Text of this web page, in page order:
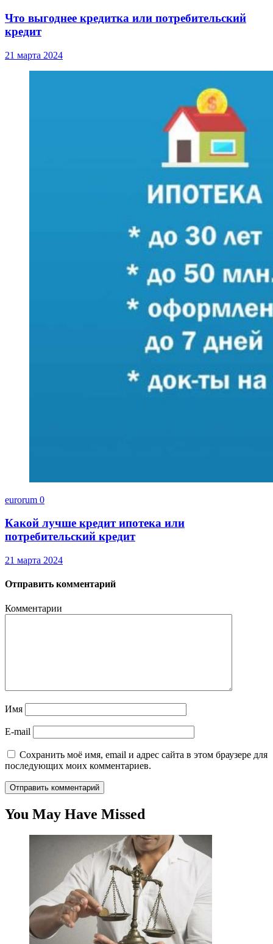
Что выгоднее кредитка или потребительский
кредит
21 марта 2024
eurorum 0
Какой лучше кредит ипотека или
потребительский кредит
21 марта 2024
Отправить комментарий
Комментарии
Имя
E-mail
Сохранить моё имя, email и адрес сайта в этом браузере для
последующих моих комментариев.
You May Have Missed